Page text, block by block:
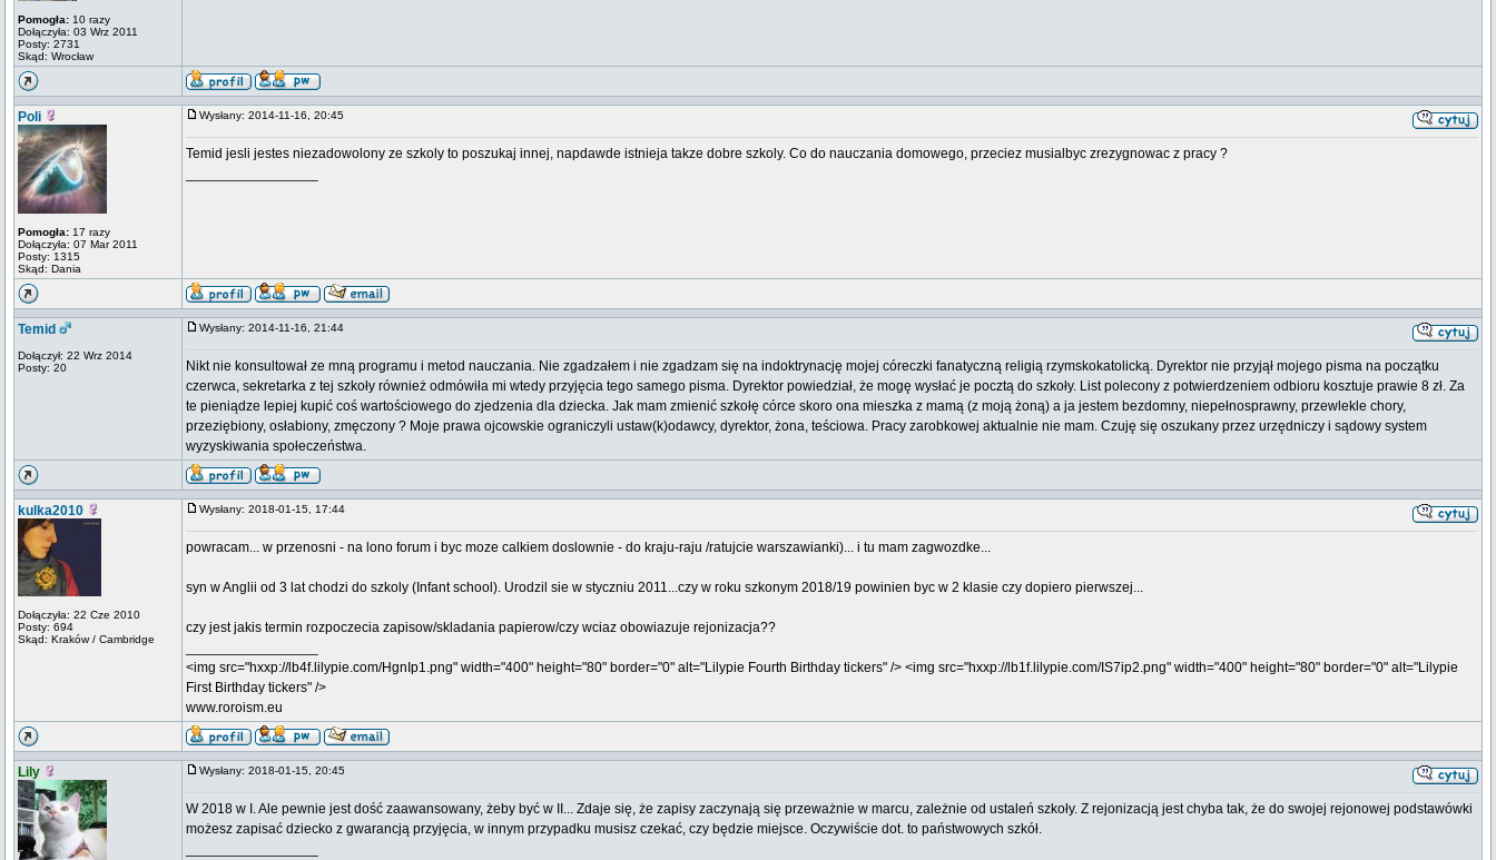
Pomogła: 10 razy
Dołączyła: 03 Wrz 2011
Posty: 2731
Skąd: Wrocław
Poli
Pomogła: 17 razy
Dołączyła: 07 Mar 2011
Posty: 1315
Skąd: Dania
Wysłany: 2014-11-16, 20:45
Temid jesli jestes niezadowolony ze szkoly to poszukaj innej, napdawde istnieja takze dobre szkoly. Co do nauczania domowego, przeciez musialbyc zrezygnowac z pracy ?
Temid
Dołączył: 22 Wrz 2014
Posty: 20
Wysłany: 2014-11-16, 21:44
Nikt nie konsultował ze mną programu i metod nauczania. Nie zgadzałem i nie zgadzam się na indoktrynację mojej córeczki fanatyczną religią rzymskokatolicką. Dyrektor nie przyjął mojego pisma na początku
czerwca, sekretarka z tej szkoły również odmówiła mi wtedy przyjęcia tego samego pisma. Dyrektor powiedział, że mogę wysłać je pocztą do szkoły. List polecony z potwierdzeniem odbioru kosztuje prawie 8 zł. Za
te pieniądze lepiej kupić coś wartościowego do zjedzenia dla dziecka. Jak mam zmienić szkołę córce skoro ona mieszka z mamą (z moją żoną) a ja jestem bezdomny, niepełnosprawny, przewlekle chory,
przeziębiony, osłabiony, zmęczony ? Moje prawa ojcowskie ograniczyli ustaw(k)odawcy, dyrektor, żona, teściowa. Pracy zarobkowej aktualnie nie mam. Czuję się oszukany przez urzędniczy i sądowy system
wyzyskiwania społeczeństwa.
kulka2010
Dołączyła: 22 Cze 2010
Posty: 694
Skąd: Kraków / Cambridge
Wysłany: 2018-01-15, 17:44
powracam... w przenosni - na lono forum i byc moze calkiem doslownie - do kraju-raju /ratujcie warszawianki)... i tu mam zagwozdke...
syn w Anglii od 3 lat chodzi do szkoly (Infant school). Urodzil sie w styczniu 2011...czy w roku szkonym 2018/19 powinien byc w 2 klasie czy dopiero pierwszej...
czy jest jakis termin rozpoczecia zapisow/skladania papierow/czy wciaz obowiazuje rejonizacja??
<img src="hxxp://lb4f.lilypie.com/HgnIp1.png" width="400" height="80" border="0" alt="Lilypie Fourth Birthday tickers" /> <img src="hxxp://lb1f.lilypie.com/IS7ip2.png" width="400" height="80" border="0" alt="Lilypie
First Birthday tickers" />
www.roroism.eu
Lily Wysłany: 2018-01-15, 20:45
W 2018 w I. Ale pewnie jest dość zaawansowany, żeby być w II... Zdaje się, że zapisy zaczynają się przeważnie w marcu, zależnie od ustaleń szkoły. Z rejonizacją jest chyba tak, że do swojej rejonowej podstawówki
możesz zapisać dziecko z gwarancją przyjęcia, w innym przypadku musisz czekać, czy będzie miejsce. Oczywiście dot. to państwowych szkół.